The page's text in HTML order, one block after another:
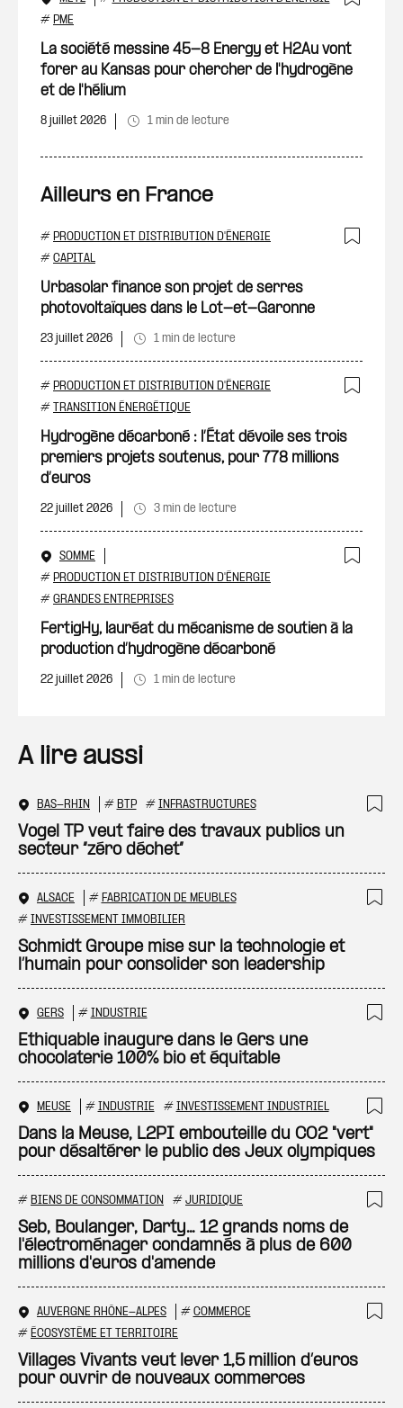
# PME
La société messine 45-8 Energy et H2Au vont
forer au Kansas pour chercher de l'hydrogène
et de l'hélium
8 juillet 2026 1 min de lecture
Ailleurs en France
# PRODUCTION ET DISTRIBUTION D'ÉNERGIE
# CAPITAL
Urbasolar finance son projet de serres
photovoltaïques dans le Lot-et-Garonne
23 juillet 2026 1 min de lecture
# PRODUCTION ET DISTRIBUTION D'ÉNERGIE
# TRANSITION ÉNERGÉTIQUE
Hydrogène décarboné : l’État dévoile ses trois
premiers projets soutenus, pour 778 millions
d’euros
22 juillet 2026 3 min de lecture
SOMME
# PRODUCTION ET DISTRIBUTION D'ÉNERGIE
# GRANDES ENTREPRISES
FertigHy, lauréat du mécanisme de soutien à la
production d’hydrogène décarboné
22 juillet 2026 1 min de lecture
A lire aussi
BAS-RHIN # BTP # INFRASTRUCTURES
Vogel TP veut faire des travaux publics un
secteur “zéro déchet”
ALSACE # FABRICATION DE MEUBLES
# INVESTISSEMENT IMMOBILIER
Schmidt Groupe mise sur la technologie et
l’humain pour consolider son leadership
GERS # INDUSTRIE
Ethiquable inaugure dans le Gers une
chocolaterie 100% bio et équitable
MEUSE # INDUSTRIE # INVESTISSEMENT INDUSTRIEL
Dans la Meuse, L2PI embouteille du CO2 "vert"
pour désaltérer le public des Jeux olympiques
# BIENS DE CONSOMMATION # JURIDIQUE
Seb, Boulanger, Darty… 12 grands noms de
l'électroménager condamnés à plus de 600
millions d'euros d'amende
AUVERGNE RHÔNE-ALPES # COMMERCE
# ÉCOSYSTÈME ET TERRITOIRE
Villages Vivants veut lever 1,5 million d’euros
pour ouvrir de nouveaux commerces